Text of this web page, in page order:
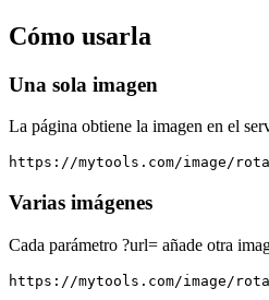
Cómo usarla
Una sola imagen
La página obtiene la imagen en el
https://mytools.com/image/
Varias imágenes
Cada parámetro ?url= añade otra
https://mytools.com/image/